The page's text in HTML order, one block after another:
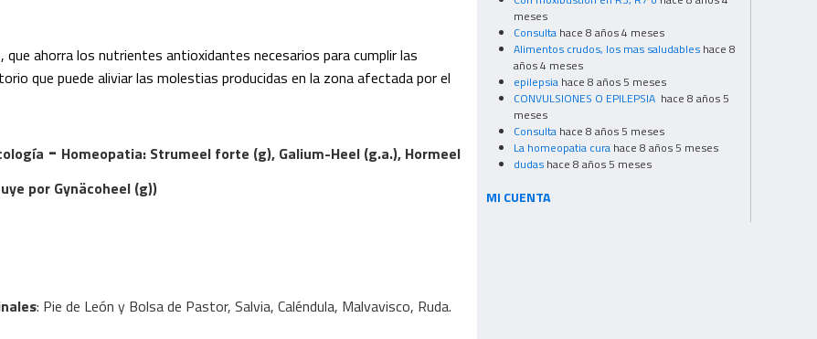
ahorra los nutrientes antioxidantes necesarios para cumplir las
que puede aliviar las molestias producidas en la zona afectada por el
- Homeopatia: Strumeel forte (g), Galium-Heel (g.a.), Hormeel
por Gynäcoheel (g))
: Pie de León y Bolsa de Pastor, Salvia, Caléndula, Malvavisco, Ruda.
meses
Consulta hace 8 años 4 meses
Alimentos crudos, los mas saludables hace 8
años 4 meses
epilepsia hace 8 años 5 meses
CONVULSIONES O EPILEPSIA hace 8 años 5
meses
Consulta hace 8 años 5 meses
La homeopatia cura hace 8 años 5 meses
dudas hace 8 años 5 meses
MI CUENTA